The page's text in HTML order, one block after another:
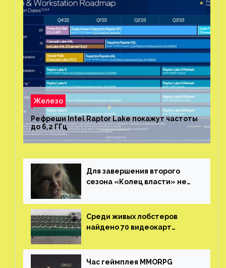
Железо
Рефреши Intel Raptor Lake покажут частоты
до 6,2 ГГц
Для завершения второго
сезона «Колец власти» не
Среди живых лобстеров
найдено 70 видеокарт
китайской таможни
Час геймплея MMORPG